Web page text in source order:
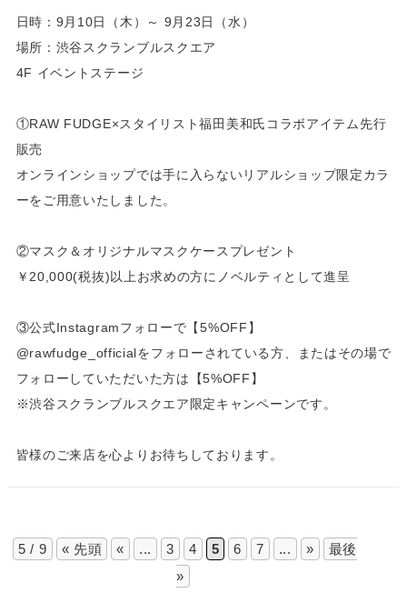
日時：9月10日（木）～ 9月23日（水）
場所：渋谷スクランブルスクエア
4F イベントステージ
①RAW FUDGE×スタイリスト福田美和氏コラボアイテム先行
販売
オンラインショップでは手に入らないリアルショップ限定カラ
ーをご用意いたしました。
②マスク＆オリジナルマスクケースプレゼント
￥20,000(税抜)以上お求めの方にノベルティとして進呈
③公式Instagramフォローで【5%OFF】
@rawfudge_officialをフォローされている方、またはその場で
フォローしていただいた方は【5%OFF】
※渋谷スクランブルスクエア限定キャンペーンです。
皆様のご来店を心よりお待ちしております。
5 / 9 « 先頭 « ... 3 4 5 6 7 ... »
最後
»